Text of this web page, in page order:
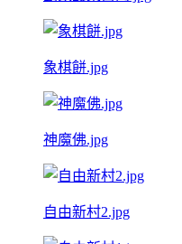
象棋餅.jpg
神魔佛.jpg
自由新村2.jpg